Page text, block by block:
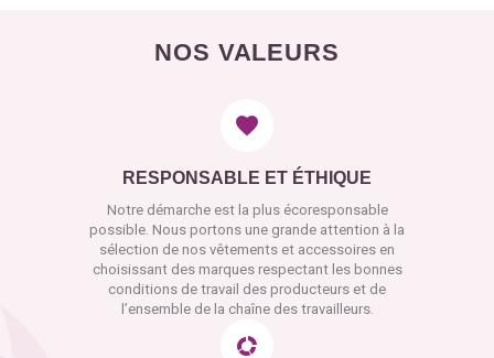
NOS VALEURS
RESPONSABLE ET ÉTHIQUE
Notre démarche est la plus écoresponsable
possible. Nous portons une grande attention à la
sélection de nos vêtements et accessoires en
choisissant des marques respectant les bonnes
conditions de travail des producteurs et de
l’ensemble de la chaîne des travailleurs.